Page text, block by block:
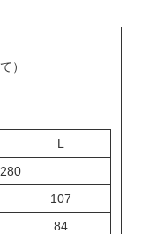
）
L
280
107
84